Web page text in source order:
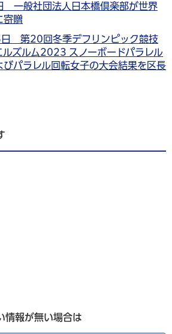
一般社団法人日本橋倶楽部が世界
寄贈
第20回冬季デフリンピック競技
ルズルム2023 スノーボードパラレル
びパラレル回転女子の大会結果を区長
情報が無い場合は